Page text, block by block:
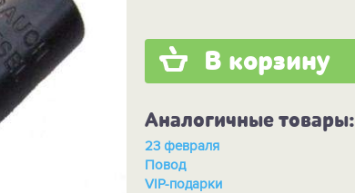
В корзину
Аналогичные товары:
23 февраля
Повод
VIP-подарки